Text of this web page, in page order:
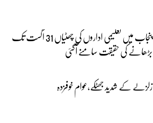
پنجاب میں تعلیمی اداروں کی چھٹیاں 31 اگست تک
بڑھانے کی حقیقت سامنے آگئی
زلزلے کے شدید جھٹکے،عوام خوفزدہ